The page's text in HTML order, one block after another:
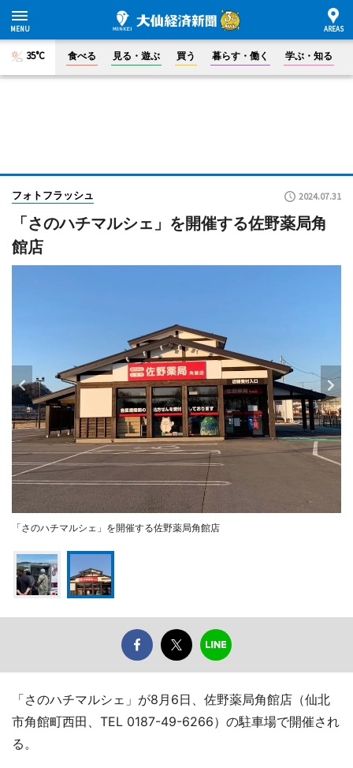
35°C 食べる 見る・遊ぶ 買う 暮らす・働く 学ぶ・知る
フォトフラッシュ 2024.07.31
「さのハチマルシェ」を開催する佐野薬局角
館店
「さのハチマルシェ」を開催する佐野薬局角館店
「さのハチマルシェ」が8月6日、佐野薬局角館店（仙北
市角館町西田、TEL 0187-49-6266）の駐車場で開催され
る。